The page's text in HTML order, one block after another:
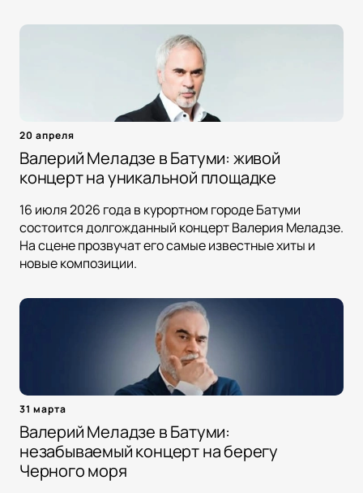
20 апреля
Валерий Меладзе в Батуми: живой
концерт на уникальной площадке
16 июля 2026 года в курортном городе Батуми
состоится долгожданный концерт Валерия Меладзе.
На сцене прозвучат его самые известные хиты и
новые композиции.
31 марта
Валерий Меладзе в Батуми:
незабываемый концерт на берегу
Черного моря